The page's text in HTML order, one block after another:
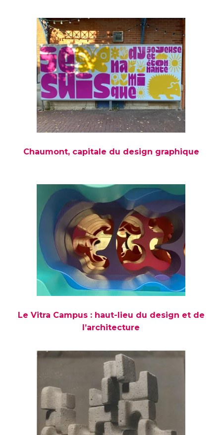
Chaumont, capitale du design graphique
Le Vitra Campus : haut-lieu du design et de
l’architecture